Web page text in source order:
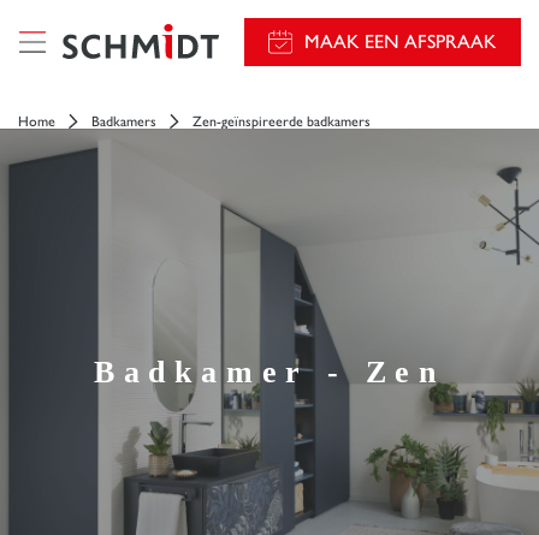
MAAK EEN AFSPRAAK
Home Badkamers Zen-geïnspireerde badkamers
Badkamer - Zen